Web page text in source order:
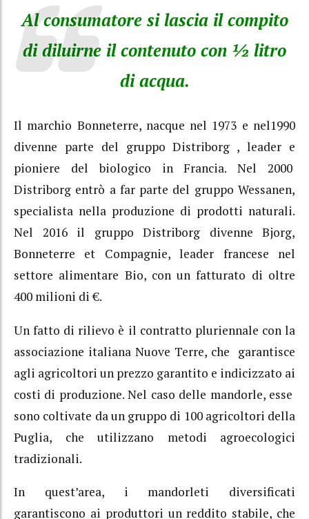
Al consumatore si lascia il compito
di diluirne il contenuto con ½ litro
di acqua.
Il marchio Bonneterre, nacque nel 1973 e nel1990
divenne parte del gruppo Distriborg , leader e
pioniere del biologico in Francia. Nel 2000
Distriborg entrò a far parte del gruppo Wessanen,
specialista nella produzione di prodotti naturali.
Nel 2016 il gruppo Distriborg divenne Bjorg,
Bonneterre et Compagnie, leader francese nel
settore alimentare Bio, con un fatturato di oltre
400 milioni di €.
Un fatto di rilievo è il contratto pluriennale con la
associazione italiana Nuove Terre, che garantisce
agli agricoltori un prezzo garantito e indicizzato ai
costi di produzione. Nel caso delle mandorle, esse
sono coltivate da un gruppo di 100 agricoltori della
Puglia, che utilizzano metodi agroecologici
tradizionali.
In quest’area, i mandorleti diversificati
garantiscono ai produttori un reddito stabile, che